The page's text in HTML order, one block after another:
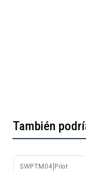
También
SWPTM04 Pilot